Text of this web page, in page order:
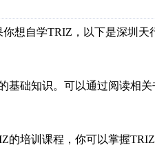
想自学TRIZ，以下是深圳天
础知识。可以通过阅读相
培训课程，你可以掌握